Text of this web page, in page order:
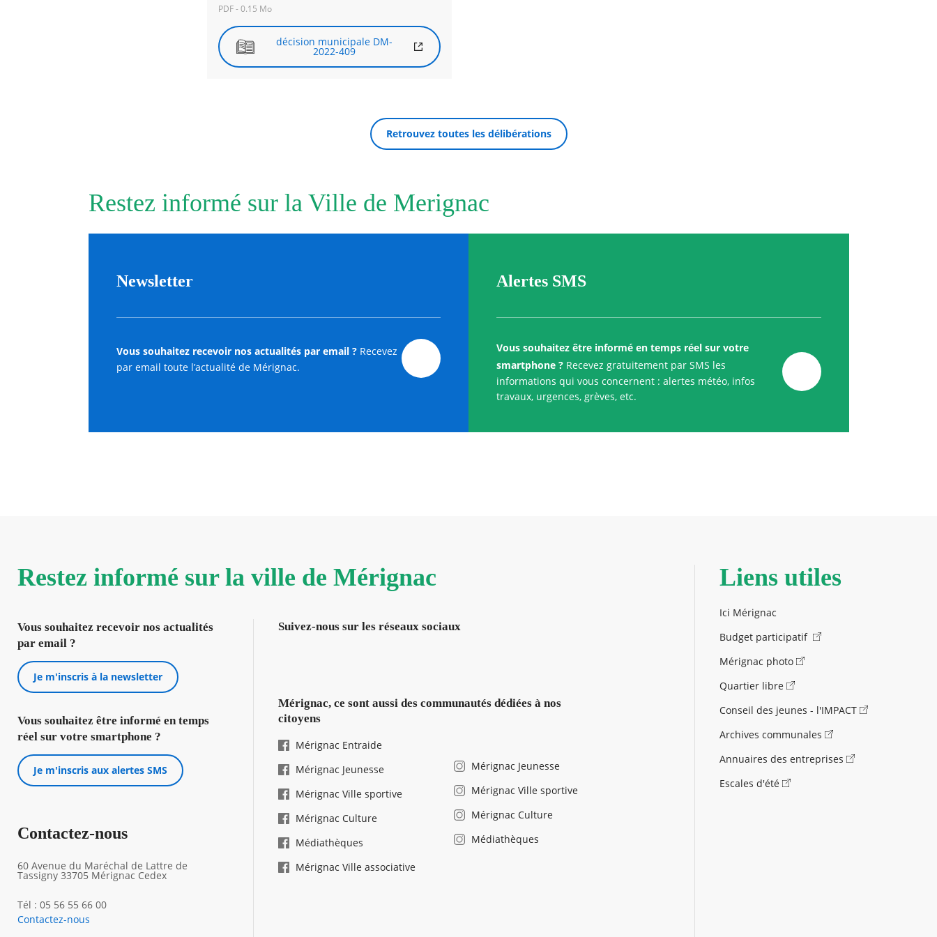
PDF - 0.15 Mo
décision municipale DM-
2022-409
Retrouvez toutes les délibérations
Restez informé sur la Ville de Merignac
Newsletter
Vous souhaitez recevoir nos actualités par email ?Recevez
par email toute l’actualité de Mérignac.
Alertes SMS
Vous souhaitez être informé en temps réel sur votre
smartphone ? Recevez gratuitement par SMS les
informations qui vous concernent : alertes météo, infos
travaux, urgences, grèves, etc.
Restez informé sur la ville de Mérignac
Vous souhaitez recevoir nos actualités
par email ?
Je m'inscris à la newsletter
Vous souhaitez être informé en temps
réel sur votre smartphone ?
Je m'inscris aux alertes SMS
Contactez-nous
60 Avenue du Maréchal de Lattre de
Tassigny 33705 Mérignac Cedex
Tél : 05 56 55 66 00
Contactez-nous
Suivez-nous sur les réseaux sociaux
Mérignac, ce sont aussi des communautés dédiées à nos
citoyens
Mérignac Entraide
Mérignac Jeunesse
Mérignac Ville sportive
Mérignac Culture
Médiathèques
Mérignac Ville associative
Mérignac Jeunesse
Mérignac Ville sportive
Mérignac Culture
Médiathèques
Liens utiles
Ici Mérignac
Budget participatif
Mérignac photo
Quartier libre
Conseil des jeunes - l'IMPACT
Archives communales
Annuaires des entreprises
Escales d'été